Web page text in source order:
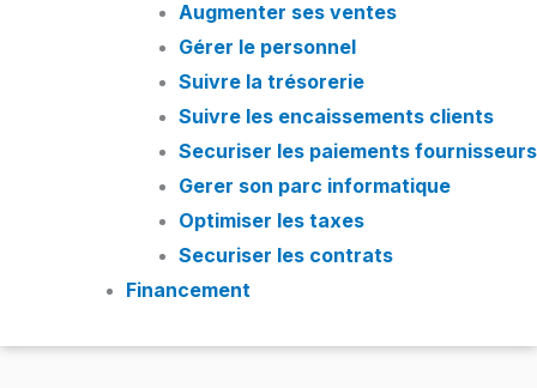
Augmenter ses ventes
Gérer le personnel
Suivre la trésorerie
Suivre les encaissements clients
Securiser les paiements fournisseurs
Gerer son parc informatique
Optimiser les taxes
Securiser les contrats
Financement